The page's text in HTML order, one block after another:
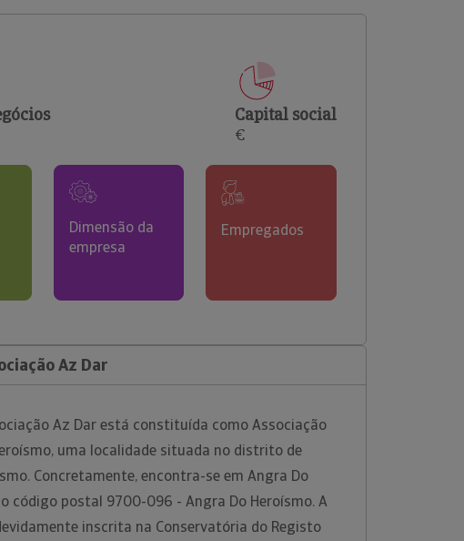
comerciais e analisar o risco de incumprimento dos
Capital social
€
Dimensão da
empresa
Empregados
Az Dar
Az Dar está constituída como Associação
uma localidade situada no distrito de
Concretamente, encontra-se em Angra Do
código postal 9700-096 - Angra Do Heroísmo. A
inscrita na Conservatória do Registo